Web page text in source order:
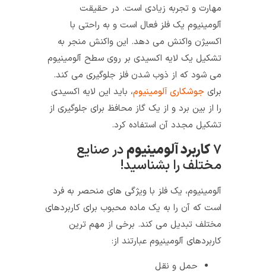
مهارت و تجربه زیادی است. در حقیقت
آلومینیوم یک فلز فعال است و به راحتی با
اکسیژن واکنش می دهد. این واکنش منجر به
تشکیل یک لایه اکسیدی بر روی سطح آلومینیوم
می شود که از ذوب شدن فلز جلوگیری می کند.
جوشکاری آلومینیوم، باید این لایه اکسیدی
را از بین برد و از یک گاز محافظ برای جلوگیری از
تشکیل مجدد آن استفاده کرد.
کاربرد آلومینیومدر صنایع
مختلف را بشناسید!
آلومینیوم، یک فلز با ویژگی های منحصر به فرد
است که آن را به یک ماده محبوب برای کاربردهای
مختلف تبدیل می کند. برخی از مهم ترین
کاربردهای آلومینیوم عبارتند از:
حمل‌ و‌ نقل